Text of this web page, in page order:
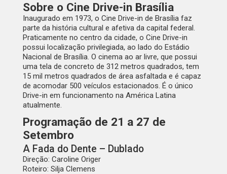
Sobre o Cine Drive-in Brasília
Inaugurado em 1973, o Cine Drive-in de Brasília faz
parte da história cultural e afetiva da capital federal.
Praticamente no centro da cidade, o Cine Drive-in
possui localização privilegiada, ao lado do Estádio
Nacional de Brasília. O cinema ao ar livre, que possui
uma tela de concreto de 312 metros quadrados, tem
15 mil metros quadrados de área asfaltada e é capaz
de acomodar 500 veículos estacionados. É o único
Drive-in em funcionamento na América Latina
atualmente.
Programação de 21 a 27 de
Setembro
A Fada do Dente – Dublado
Direção: Caroline Origer
Roteiro: Silja Clemens